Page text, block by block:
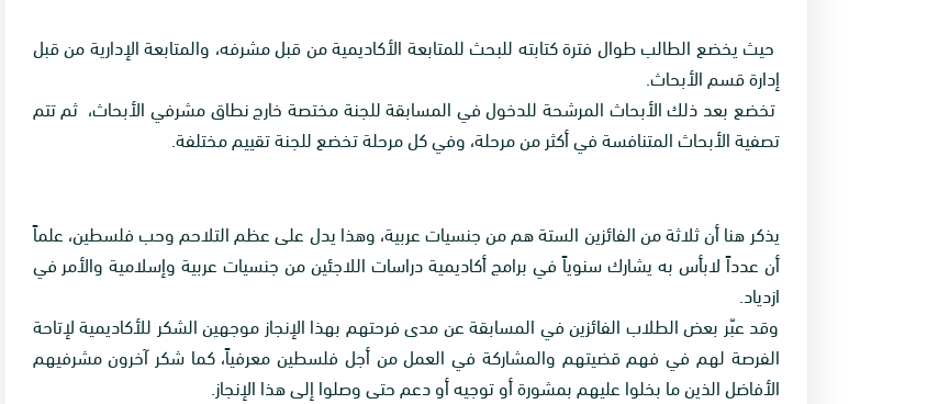
حيث يخضع الطالب طوال فترة كتابته للبحث للمتابعة الأكاديمية من قبل مشرفه، والمتابعة الإدارية من قبل
إدارة قسم الأبحاث.
تخضع بعد ذلك الأبحاث المرشحة للدخول في المسابقة للجنة مختصة خارج نطاق مشرفي الأبحاث، ثم تتم
تصفية الأبحاث المتنافسة في أكثر من مرحلة، وفي كل مرحلة تخضع للجنة تقييم مختلفة.
يذكر هنا أن ثلاثة من الفائزين الستة هم من جنسيات عربية، وهذا يدل على عظم التلاحم وحب فلسطين، علماً
أن عدداً لابأس به يشارك سنوياً في برامج أكاديمية دراسات اللاجئين من جنسيات عربية وإسلامية والأمر في
ازدياد.
وقد عبّر بعض الطلاب الفائزين في المسابقة عن مدى فرحتهم بهذا الإنجاز موجهين الشكر للأكاديمية لإتاحة
الفرصة لهم في فهم قضيتهم والمشاركة في العمل من أجل فلسطين معرفياً، كما شكر آخرون مشرفيهم
الأفاضل الذين ما بخلوا عليهم بمشورة أو توجيه أو دعم حتى وصلوا إلى هذا الإنجاز.